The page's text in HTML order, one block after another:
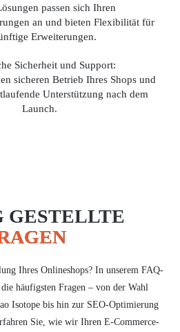
passen sich Ihren
an und bieten Flexibilität für
Erweiterungen.
Sicherheit und Support:
sicheren Betrieb Ihres Shops und
Unterstützung nach dem
Launch.
GESTELLTE
Ihres Onlineshops? In unserem FAQ-
häufigsten Fragen – von der Wahl
Isotope bis hin zur SEO-Optimierung
Sie, wie wir Ihren E-Commerce-